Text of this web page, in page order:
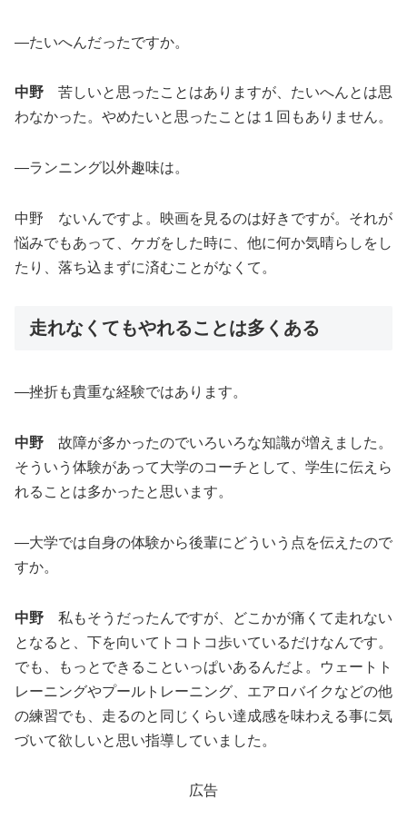
―たいへんだったですか。
中野 苦しいと思ったことはありますが、たいへんとは思
わなかった。やめたいと思ったことは１回もありません。
―ランニング以外趣味は。
中野 ないんですよ。映画を見るのは好きですが。それが
悩みでもあって、ケガをした時に、他に何か気晴らしをし
たり、落ち込まずに済むことがなくて。
走れなくてもやれることは多くある
―挫折も貴重な経験ではあります。
中野 故障が多かったのでいろいろな知識が増えました。
そういう体験があって大学のコーチとして、学生に伝えら
れることは多かったと思います。
―大学では自身の体験から後輩にどういう点を伝えたので
すか。
中野 私もそうだったんですが、どこかが痛くて走れない
となると、下を向いてトコトコ歩いているだけなんです。
でも、もっとできることいっぱいあるんだよ。ウェートト
レーニングやプールトレーニング、エアロバイクなどの他
の練習でも、走るのと同じくらい達成感を味わえる事に気
づいて欲しいと思い指導していました。
広告